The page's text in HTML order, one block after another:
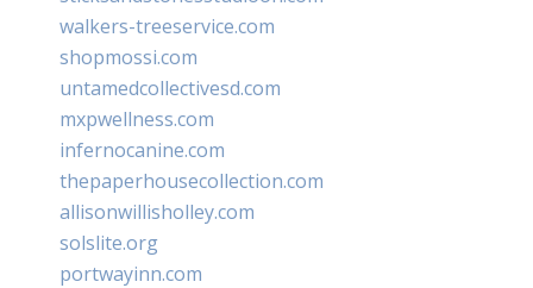
walkers-treeservice.com
shopmossi.com
untamedcollectivesd.com
mxpwellness.com
infernocanine.com
thepaperhousecollection.com
allisonwillisholley.com
solslite.org
portwayinn.com